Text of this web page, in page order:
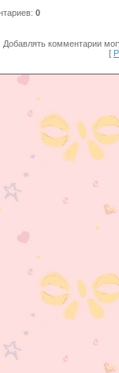
: 0
Добавлять комментарии
[